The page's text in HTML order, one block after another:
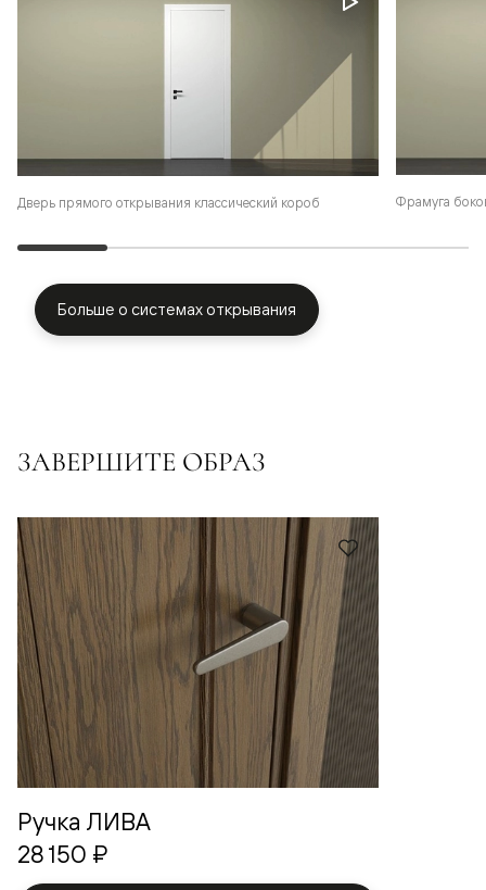
Дверь прямого открывания классический короб Фрамуга
Больше о системах открывания
ЗАВЕРШИТЕ ОБРАЗ
Ручка ЛИВА
28 150 ₽